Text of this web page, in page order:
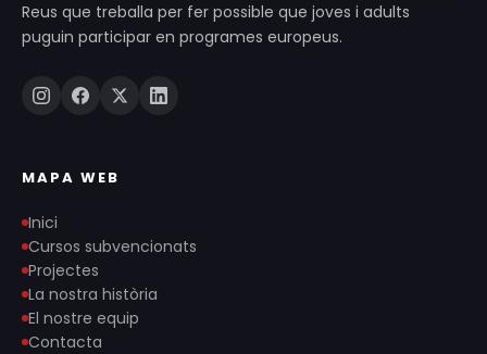
Reus que treballa per fer possible que joves i adults
puguin participar en programes europeus.
MAPA WEB
Inici
Cursos subvencionats
Projectes
La nostra història
El nostre equip
Contacta